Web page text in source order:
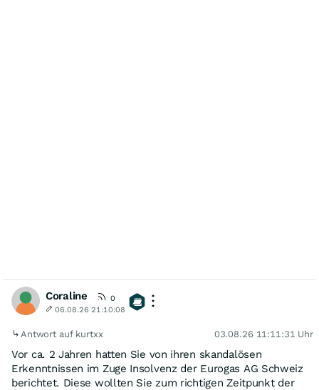
Coraline
0
06.08.26 21:10:08
Antwort auf kurtxx 03.08.26 11:11:31 Uhr
Vor ca. 2 Jahren hatten Sie von ihren skandalösen
Erkenntnissen im Zuge Insolvenz der Eurogas AG Schweiz
berichtet. Diese wollten Sie zum richtigen Zeitpunkt der